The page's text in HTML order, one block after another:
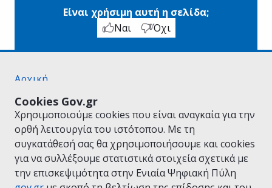
Cookies Gov.gr
Χρησιμοποιούμε cookies που είναι αναγκαία για την
ορθή λειτουργία του ιστότοπου. Με τη
συγκατάθεσή σας θα χρησιμοποιήσουμε και cookies
για να συλλέξουμε στατιστικά στοιχεία σχετικά με
την επισκεψιμότητα στην Ενιαία Ψηφιακή Πύλη
Είναι χρήσιμη αυτή η σελίδα;
Ναι
Όχι
Αρχική
Όροι Χρήσης
Πολιτική Απορρήτου
Δήλωση προσβασιμότητας
Πολιτική cookies
Προτάσεις για το gov.gr
Υλοποίηση από το Υπουργείο Ψηφιακής